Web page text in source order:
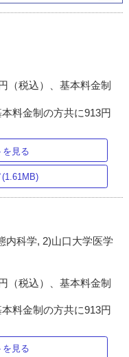
（税込）、基本料金制
料金制の方共に913円
を見る
内科学, 2)山口大学医学
（税込）、基本料金制
料金制の方共に913円
を見る